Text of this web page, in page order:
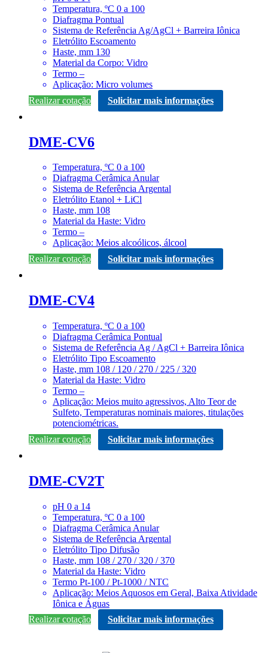
Temperatura, ºC 0 a 100
Diafragma Pontual
Sistema de Referência Ag/AgCl + Barreira Iônica
Eletrólito Escoamento
Haste, mm 130
Material da Corpo: Vidro
Termo –
Aplicação: Micro volumes
Realizar cotação
Solicitar mais informações
DME-CV6
Temperatura, ºC 0 a 100
Diafragma Cerâmica Anular
Sistema de Referência Argental
Eletrólito Etanol + LiCl
Haste, mm 108
Material da Haste: Vidro
Termo –
Aplicação: Meios alcoólicos, álcool
Realizar cotação
Solicitar mais informações
DME-CV4
Temperatura, ºC 0 a 100
Diafragma Cerâmica Pontual
Sistema de Referência Ag / AgCl + Barreira Iônica
Eletrólito Tipo Escoamento
Haste, mm 108 / 120 / 270 / 225 / 320
Material da Haste: Vidro
Termo –
Aplicação: Meios muito agressivos, Alto Teor de
Sulfeto, Temperaturas nominais maiores, titulações
potenciométricas.
Realizar cotação
Solicitar mais informações
DME-CV2T
pH 0 a 14
Temperatura, ºC 0 a 100
Diafragma Cerâmica Anular
Sistema de Referência Argental
Eletrólito Tipo Difusão
Haste, mm 108 / 270 / 320 / 370
Material da Haste: Vidro
Termo Pt-100 / Pt-1000 / NTC
Aplicação: Meios Aquosos em Geral, Baixa Atividade
Iônica e Águas
Realizar cotação
Solicitar mais informações